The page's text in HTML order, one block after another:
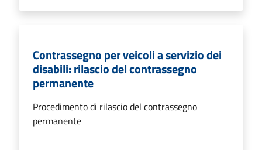
Contrassegno per veicoli a servizio dei
disabili: rilascio del contrassegno
permanente
Procedimento di rilascio del contrassegno
permanente